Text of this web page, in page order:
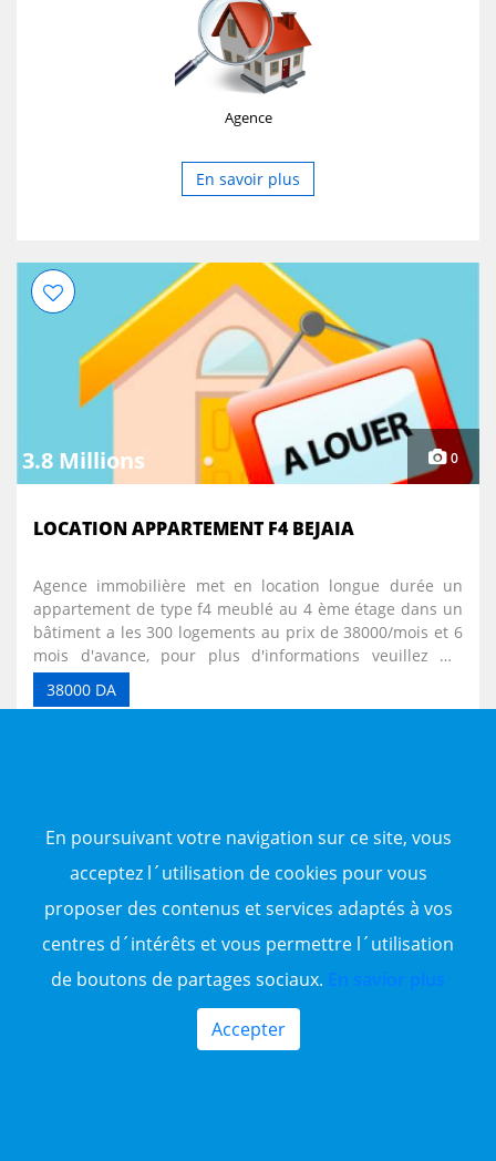
Agence
En savoir plus
3.8 Millions 0
LOCATION APPARTEMENT F4 BEJAIA
Agence immobilière met en location longue durée un
appartement de type f4 meublé au 4 ème étage dans un
bâtiment a les 300 logements au prix de 38000/mois et 6
mois d'avance, pour plus d'informations veuillez me
contacter sur 0781075509
38000 DA
Agence
En poursuivant votre navigation sur ce site, vous
acceptez l´utilisation de cookies pour vous
proposer des contenus et services adaptés à vos
centres d´intérêts et vous permettre l´utilisation
de boutons de partages sociaux. En savior plus
Accepter